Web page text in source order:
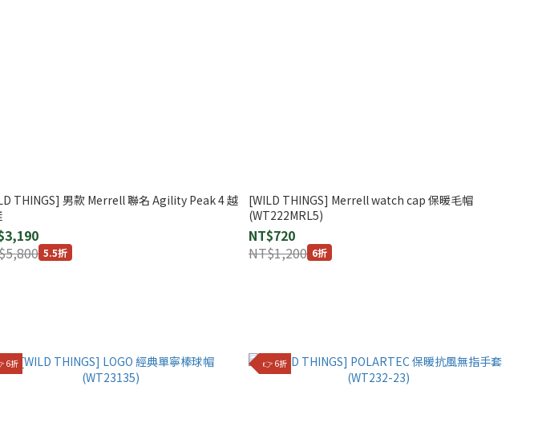
THINGS] 男款 Merrell 聯名 Agility Peak 4 越
5.5折
[WILD THINGS] Merrell watch cap 保暖毛帽
(WT222MRL5)
NT$720
NT$1,200 6折
6折 👉 6折